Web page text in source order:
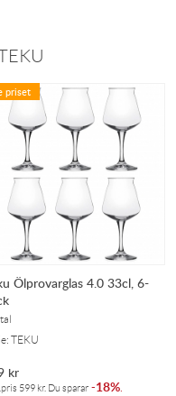
priset
Ölprovarglas 4.0 33cl, 6-
TEKU
kr
599 kr. Du sparar -18%